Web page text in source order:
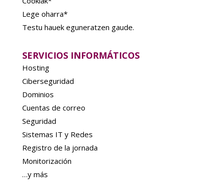
Lege oharra*
Testu hauek eguneratzen gaude.
SERVICIOS INFORMÁTICOS
Hosting
Ciberseguridad
Dominios
Cuentas de correo
Seguridad
Sistemas IT y Redes
Registro de la jornada
Monitorización
…y más